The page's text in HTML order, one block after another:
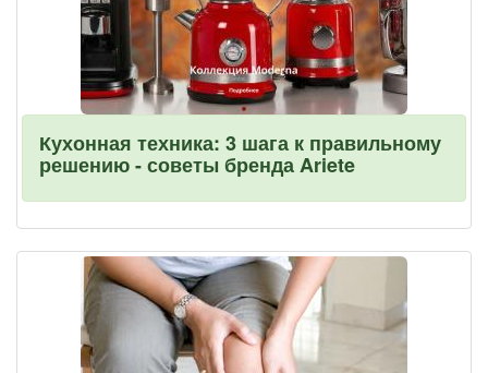
Кухонная техника: 3 шага к правильному
решению - советы бренда Ariete